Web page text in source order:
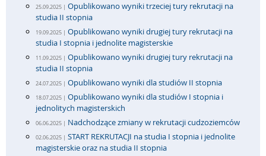
25.09.2025 | Opublikowano wyniki trzeciej tury rekrutacji na
studia II stopnia
19.09.2025 | Opublikowano wyniki drugiej tury rekrutacji na
studia I stopnia i jednolite magisterskie
11.09.2025 | Opublikowano wyniki drugiej tury rekrutacji na
studia II stopnia
24.07.2025 | Opublikowano wyniki dla studiów II stopnia
18.07.2025 | Opublikowano wyniki dla studiów I stopnia i
jednolitych magisterskich
06.06.2025 | Nadchodzące zmiany w rekrutacji cudzoziemców
02.06.2025 | START REKRUTACJI na studia I stopnia i jednolite
magisterskie oraz na studia II stopnia